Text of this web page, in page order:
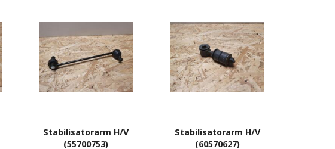
Stabilisatorarm H/V
(55700753)
Stabilisatorarm H/V
(60570627)